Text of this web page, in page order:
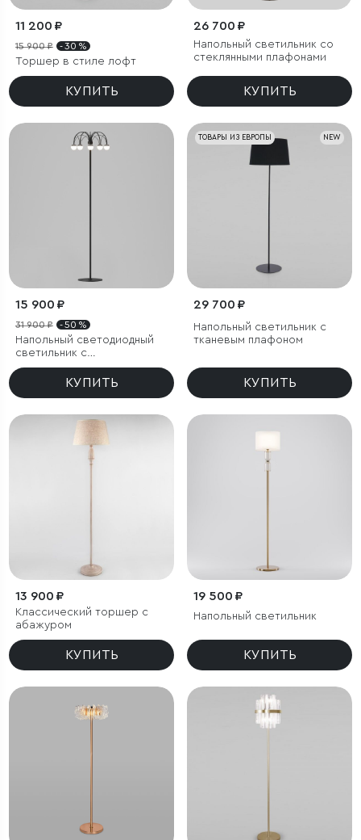
11 200 ₽
15 900 ₽ - 30 %
Торшер в стиле лофт
КУПИТЬ
26 700 ₽
Напольный светильник со
стеклянными плафонами
КУПИТЬ
15 900 ₽
31 900 ₽ - 50 %
Напольный светодиодный
светильник с
регулировкой цветовой
температуры Ragno
КУПИТЬ
NEW
ТОВАРЫ ИЗ ЕВРОПЫ
29 700 ₽
Напольный светильник с
тканевым плафоном
КУПИТЬ
13 900 ₽
Классический торшер с
абажуром
КУПИТЬ
19 500 ₽
Напольный светильник
КУПИТЬ